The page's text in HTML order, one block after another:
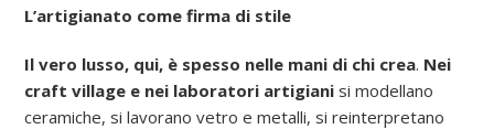
L’artigianato come firma di stile
Il vero lusso, qui, è spesso nelle mani di chi crea. Nei
craft village e nei laboratori artigiani si modellano
ceramiche, si lavorano vetro e metalli, si reinterpretano